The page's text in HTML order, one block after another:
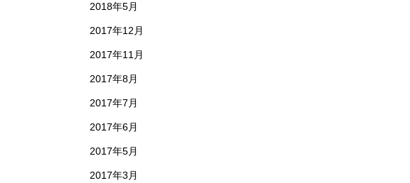
2018年5月
2017年12月
2017年11月
2017年8月
2017年7月
2017年6月
2017年5月
2017年3月